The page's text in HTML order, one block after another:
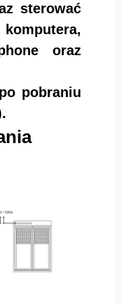
sterować
oraz
pobraniu